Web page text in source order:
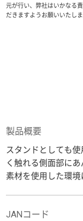
元が行い、弊社はいかなる
だきますようお願いいたしま
製品概要
スタンドとしても
く触れる側面部に
素材を使用した環境
JANコード